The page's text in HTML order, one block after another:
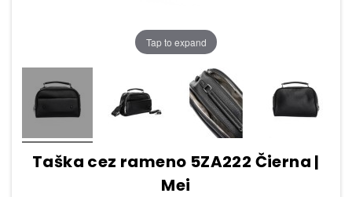
Tap to expand
Taška cez rameno 5ZA222 Čierna |
Mei